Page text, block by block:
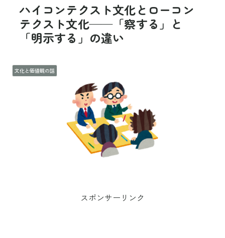
ハイコンテクスト文化とローコン
テクスト文化——「察する」と
「明示する」の違い
文化と価値観の話
スポンサーリンク